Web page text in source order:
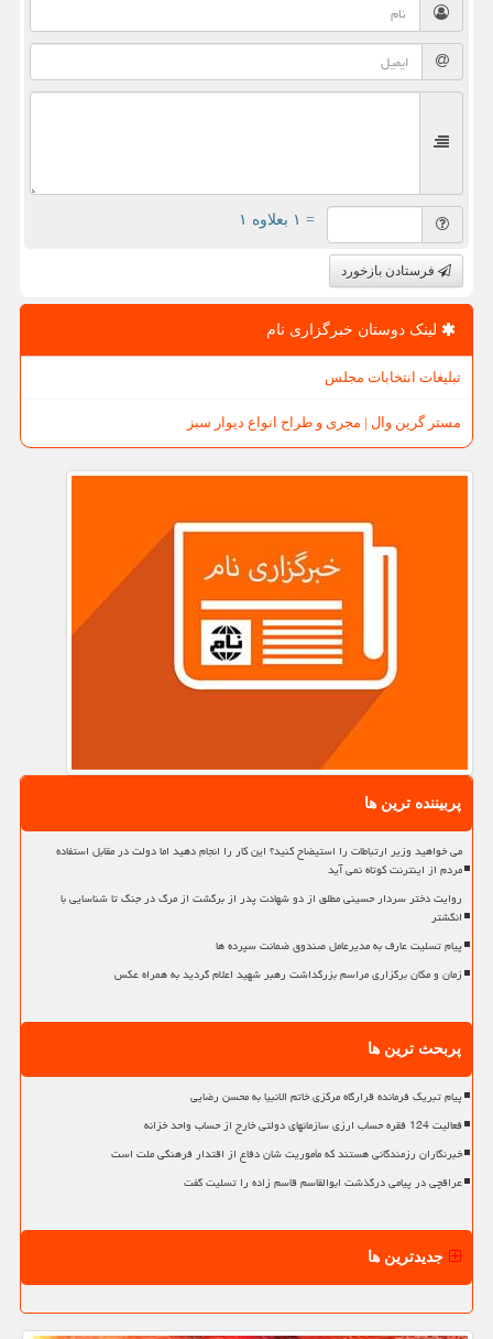
= ۱ بعلاوه ۱
فرستادن بازخورد
لینک دوستان خبرگزاری نام
تبلیغات انتخابات مجلس
مستر گرین وال | مجری و طراح انواع دیوار سبز
پربیننده ترین ها
می خواهید وزیر ارتباطات را استیضاح کنید؟ این کار را انجام دهید اما دولت در مقابل استفاده
مردم از اینترنت کوتاه نمی آید
روایت دختر سردار حسینی مطلق از دو شهادت پدر از برگشت از مرگ در جنگ تا شناسایی با
انگشتر
پیام تسلیت عارف به مدیرعامل صندوق ضمانت سپرده ها
زمان و مکان برگزاری مراسم بزرگداشت رهبر شهید اعلام گردید به همراه عکس
پربحث ترین ها
پیام تبریک فرمانده قرارگاه مرکزی خاتم الانبیا به محسن رضایی
فعالیت 124 فقره حساب ارزی سازمانهای دولتی خارج از حساب واحد خزانه
خبرنگاران رزمندگانی هستند که مأموریت شان دفاع از اقتدار فرهنگی ملت است
عراقچی در پیامی درگذشت ابوالقاسم قاسم زاده را تسلیت گفت
جدیدترین ها